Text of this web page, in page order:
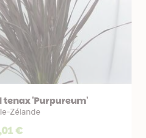
tenax 'Purpureum'
Zélande
€